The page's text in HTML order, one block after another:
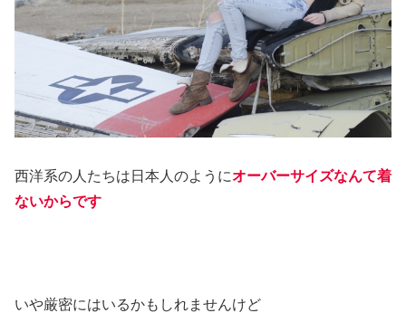
西洋系の人たちは日本人のようにオーバーサイズなんて着
ないからです
いや厳密にはいるかもしれませんけど